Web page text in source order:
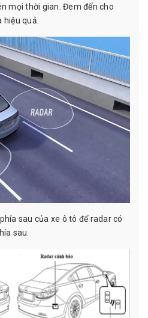
mọi thời gian. Đem đến cho
quả.
sau của xe ô tô để radar có
sau.